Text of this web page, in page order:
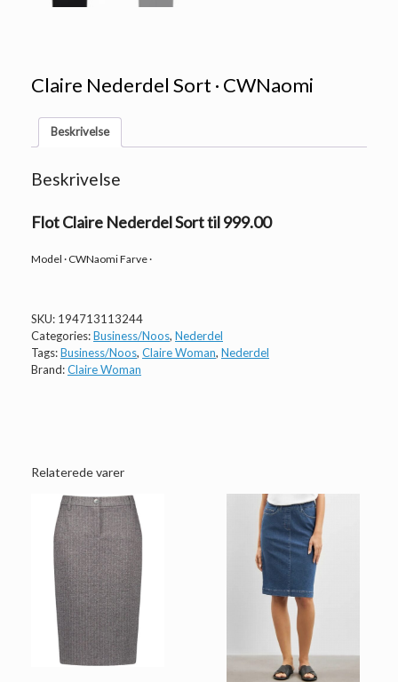
Claire Nederdel Sort · CWNaomi
Beskrivelse
Beskrivelse
Flot Claire Nederdel Sort til 999.00
Model · CWNaomi Farve ·
SKU: 194713113244
Categories:Business/Noos, Nederdel
Tags:Business/Noos, Claire Woman, Nederdel
Brand:Claire Woman
Relaterede varer